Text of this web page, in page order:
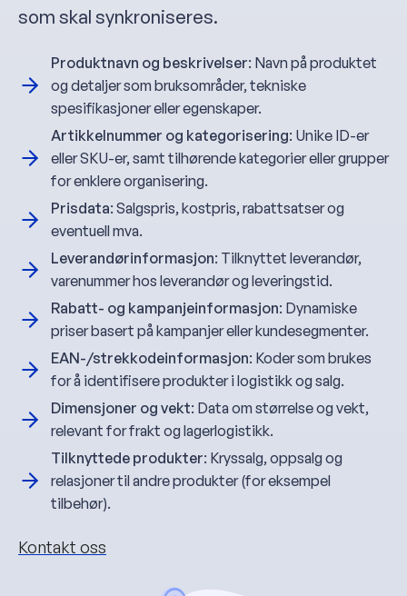
som skal synkroniseres.
Produktnavn og beskrivelser: Navn på produktet
og detaljer som bruksområder, tekniske
spesifikasjoner eller egenskaper.
Artikkelnummer og kategorisering: Unike ID-er
eller SKU-er, samt tilhørende kategorier eller grupper
for enklere organisering.
Prisdata: Salgspris, kostpris, rabattsatser og
eventuell mva.
Leverandørinformasjon: Tilknyttet leverandør,
varenummer hos leverandør og leveringstid.
Rabatt- og kampanjeinformasjon: Dynamiske
priser basert på kampanjer eller kundesegmenter.
EAN-/strekkodeinformasjon: Koder som brukes
for å identifisere produkter i logistikk og salg.
Dimensjoner og vekt: Data om størrelse og vekt,
relevant for frakt og lagerlogistikk.
Tilknyttede produkter: Kryssalg, oppsalg og
relasjoner til andre produkter (for eksempel
tilbehør).
Kontakt oss